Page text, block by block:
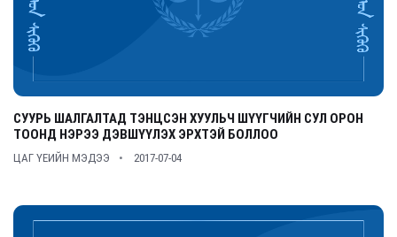
СУУРЬ ШАЛГАЛТАД ТЭНЦСЭН ХУУЛЬЧ ШҮҮГЧИЙН СУЛ ОРОН
ТООНД НЭРЭЭ ДЭВШҮҮЛЭХ ЭРХТЭЙ БОЛЛОО
ЦАГ ҮЕИЙН МЭДЭЭ 2017-07-04